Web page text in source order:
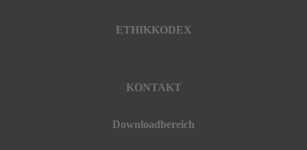
ETHIKKODEX
KONTAKT
Downloadbereich